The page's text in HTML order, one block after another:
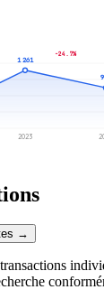
1 261
2023
-24.7%
→